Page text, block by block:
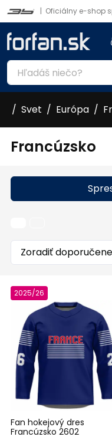
| Oficiálny e-shop
Svet Európa
Francúzsko
2025/26
Fan hokejový dres
Francúzsko 2602